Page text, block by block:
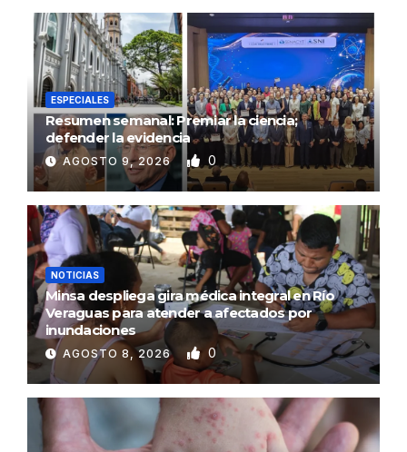
ESPECIALES
Resumen semanal: Premiar la ciencia;
defender la evidencia
AGOSTO 9, 2026 0
NOTICIAS
Minsa despliega gira médica integral en Río
Veraguas para atender a afectados por
inundaciones
AGOSTO 8, 2026 0